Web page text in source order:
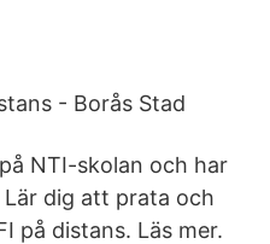
- Borås Stad
NTI-skolan och har
dig att prata och
på distans. Läs mer.